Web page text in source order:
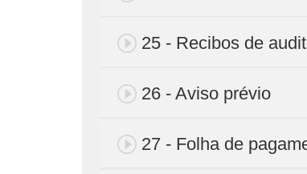
25 - Recibos de
26 - Aviso prévio
27 - Folha de